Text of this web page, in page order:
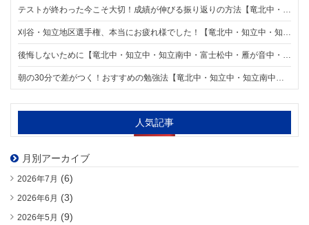
テストが終わった今こそ大切！成績が伸びる振り返りの方法【竜北中・知立中・知立南中・富士松中・雁が音中・前林中エリアの個別指導塾 明海学院 知立校】
刈谷・知立地区選手権、本当にお疲れ様でした！【竜北中・知立中・知立南中・富士松中・雁が音中・前林中エリアの個別指導塾 明海学院 知立校】
後悔しないために【竜北中・知立中・知立南中・富士松中・雁が音中・前林中エリアの個別指導塾 明海学院 知立校】
朝の30分で差がつく！おすすめの勉強法【竜北中・知立中・知立南中・富士松中・雁が音中・前林中エリアの個別指導塾 明海学院 知立校】
人気記事
月別アーカイブ
2026年7月 (6)
2026年6月 (3)
2026年5月 (9)